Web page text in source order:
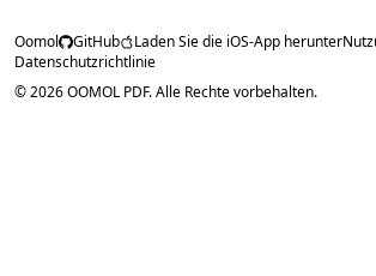
Oomol GitHub Laden Sie die iOS-App herunter
Datenschutzrichtlinie
© 2026 OOMOL PDF. Alle Rechte vorbehalten.